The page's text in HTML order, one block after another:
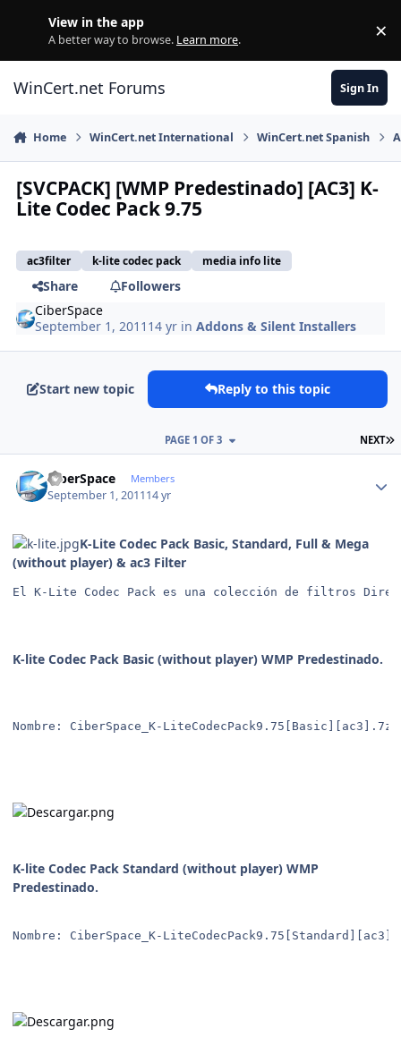
View in the app
A better way to browse. Learn more. ×
WinCert.net Forums Sign In
Home WinCert.net International WinCert.net Spanish
[SVCPACK] [WMP Predestinado] [AC3] K-
Lite Codec Pack 9.75
ac3filter k-lite codec pack media info lite
Share
Followers
CiberSpace
September 1, 2011 14 yr inAddons & Silent Installers
Start new topic Reply to this topic
NEXT
PAGE 1 OF 3
CiberSpace Members
September 1, 201114 yr
K-Lite Codec Pack Basic, Standard, Full & Mega
(without player) & ac3 Filter
El K-Lite Codec Pack es una colección de filtros
K-lite Codec Pack Basic (without player) WMP Predestinado.
Nombre: CiberSpace_K-LiteCodecPack9.75[Basic][ac3].7z
K-lite Codec Pack Standard (without player) WMP
Predestinado.
Nombre: CiberSpace_K-